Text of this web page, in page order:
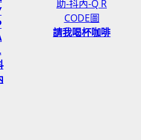
請我喝杯咖啡